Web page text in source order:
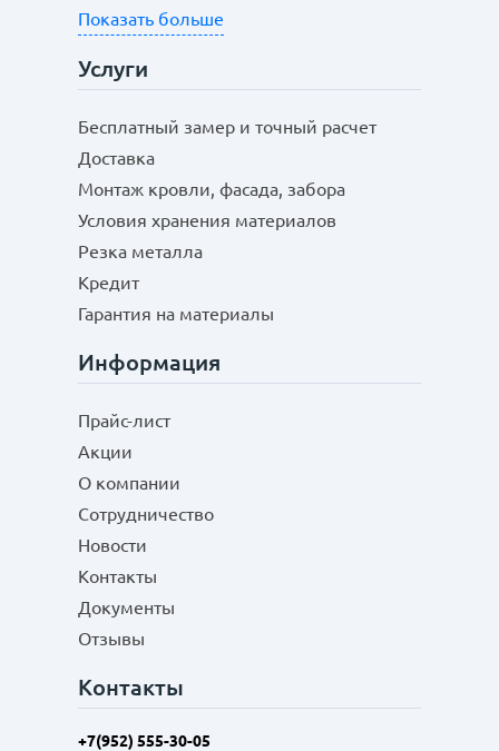
Показать больше
Услуги
Бесплатный замер и точный расчет
Доставка
Монтаж кровли, фасада, забора
Условия хранения материалов
Резка металла
Кредит
Гарантия на материалы
Информация
Прайс-лист
Акции
О компании
Сотрудничество
Новости
Контакты
Документы
Отзывы
Контакты
+7(952) 555-30-05